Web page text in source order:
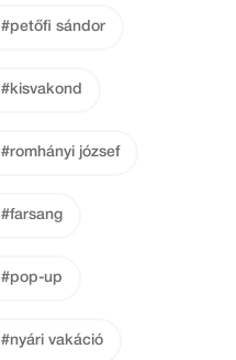
#petőfi sándor
#kisvakond
#romhányi józsef
#farsang
#pop-up
#nyári vakáció